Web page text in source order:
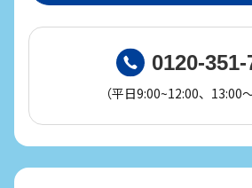
0120-351-
（平日9:00~12:00、13:00